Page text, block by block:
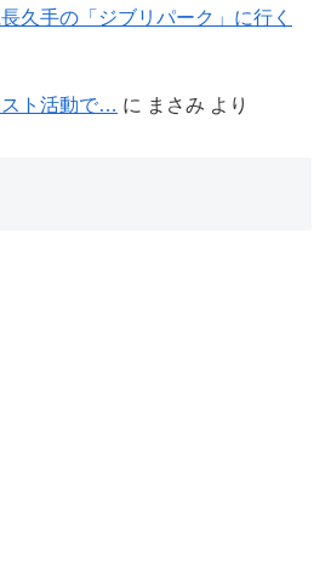
久手の「ジブリパーク」に行く
ト活動で… に まさみ より